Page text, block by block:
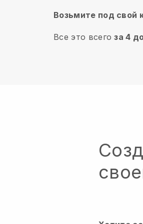
Возьмите под свой
Все это всегоза 4